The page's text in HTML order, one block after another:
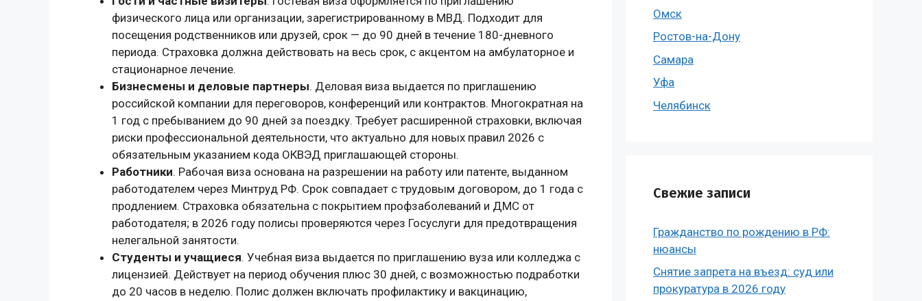
физического лица или организации, зарегистрированному в МВД. Подходит для
посещения родственников или друзей, срок — до 90 дней в течение 180-дневного
периода. Страховка должна действовать на весь срок, с акцентом на амбулаторное и
стационарное лечение.
Бизнесмены и деловые партнеры. Деловая виза выдается по приглашению
российской компании для переговоров, конференций или контрактов. Многократная на
1 год с пребыванием до 90 дней за поездку. Требует расширенной страховки, включая
риски профессиональной деятельности, что актуально для новых правил 2026 с
обязательным указанием кода ОКВЭД приглашающей стороны.
Работники. Рабочая виза основана на разрешении на работу или патенте, выданном
работодателем через Минтруд РФ. Срок совпадает с трудовым договором, до 1 года с
продлением. Страховка обязательна с покрытием профзаболеваний и ДМС от
работодателя; в 2026 году полисы проверяются через Госуслуги для предотвращения
нелегальной занятости.
Студенты и учащиеся. Учебная виза выдается по приглашению вуза или колледжа с
лицензией. Действует на период обучения плюс 30 дней, с возможностью подработки
до 20 часов в неделю. Полис должен включать профилактику и вакцинацию,
Омск
Ростов-на-Дону
Самара
Уфа
Челябинск
Свежие записи
Гражданство по рождению в РФ:
нюансы
Снятие запрета на въезд: суд или
прокуратура в 2026 году